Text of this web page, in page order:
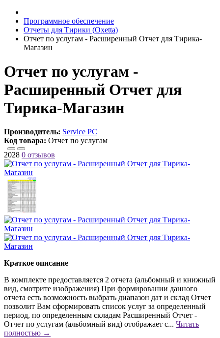
Программное обеспечение
Отчеты для Тирики (Oxetta)
Отчет по услугам - Расширенный Отчет для Тирика-
Магазин
Отчет по услугам -
Расширенный Отчет для
Тирика-Магазин
Производитель: Service PC
Код товара: Отчет по услугам
2028 0 отзывов
Краткое описание
В комплекте предоставляется 2 отчета (альбомный и книжный
вид, смотрите изображения) При формировании данного
отчета есть возможность выбрать диапазон дат и склад Отчет
позволит Вам сформировать список услуг за определенный
период, по определенным складам Расширенный Отчет -
Отчет по услугам (альбомный вид) отображает с... Читать
полностью →